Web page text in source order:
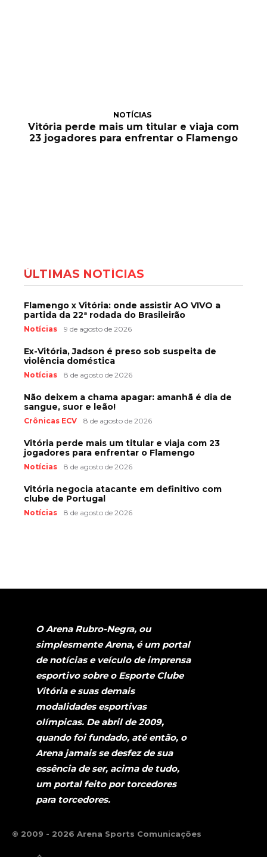
NOTÍCIAS
Vitória perde mais um titular e viaja com
23 jogadores para enfrentar o Flamengo
ÚLTIMAS NOTÍCIAS
Flamengo x Vitória: onde assistir AO VIVO a
partida da 22ª rodada do Brasileirão
Notícias 9 de agosto de 2026
Ex-Vitória, Jadson é preso sob suspeita de
violência doméstica
Notícias 8 de agosto de 2026
Não deixem a chama apagar: amanhã é dia de
sangue, suor e leão!
Crônicas ECV 8 de agosto de 2026
Vitória perde mais um titular e viaja com 23
jogadores para enfrentar o Flamengo
Notícias 8 de agosto de 2026
Vitória negocia atacante em definitivo com
clube de Portugal
Notícias 8 de agosto de 2026
O Arena Rubro-Negra, ou
simplesmente Arena, é um portal
de notícias e veículo de imprensa
esportivo sobre o Esporte Clube
Vitória e suas demais
modalidades esportivas
olímpicas. De abril de 2009,
quando foi fundado, até então, o
Arena jamais se desfez de sua
essência de ser, acima de tudo,
um portal feito por torcedores
para torcedores.
© 2009 - 2026 Arena Sports Comunicações